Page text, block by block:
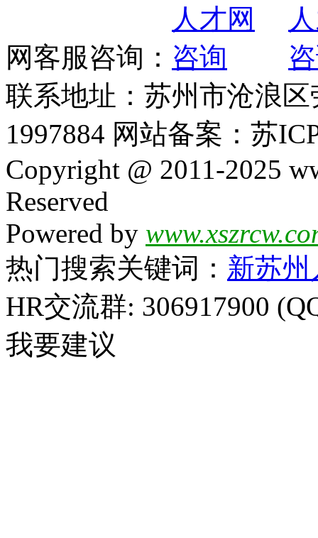
网客服咨询：
联系地址：苏州市沧浪
1997884 网站备案：苏
Copyright @ 2011-2025
Reserved
Powered by
热门搜索关键词： 新苏
HR交流群: 306917900
我要建议